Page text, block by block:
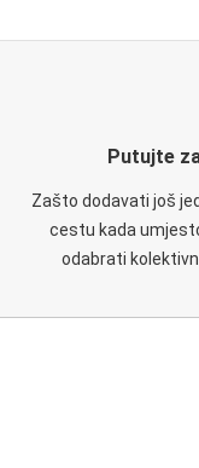
Putujte
Zašto dodavati još
cestu kada
odabrati